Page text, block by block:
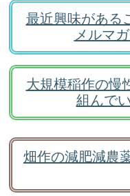
最近興味がある
メルマ
大規模稲作の慢
組んで
畑作の減肥減農